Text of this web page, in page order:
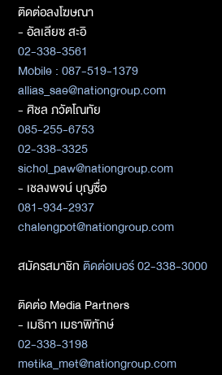
ติดต่อลงโฆษณา
- อัลเลียซ สะอิ
02-338-3561
Mobile : 087-519-1379
allias_sae@nationgroup.com
- ศิชล ภวัตโณทัย
085-255-6753
02-338-3325
sichol_paw@nationgroup.com
- เชลงพจน์ บุญซื่อ
081-934-2937
chalengpot@nationgroup.com
สมัครสมาชิกติดต่อเบอร์ 02-338-3000
ติดต่อ Media Partners
- เมธิกา เมธาพิทักษ์
02-338-3198
metika_met@nationgroup.com